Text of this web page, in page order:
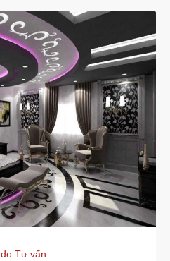
Tư vấn